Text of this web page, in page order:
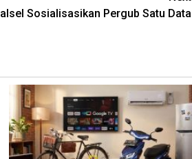
Sosialisasikan Pergub Satu Data